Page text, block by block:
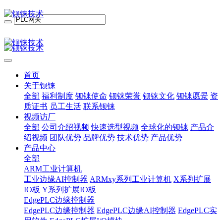
首页
关于钡铼
全部 福利制度 钡铼使命 钡铼荣誉 钡铼文化 钡铼愿景 资
质证书 员工生活 联系钡铼
视频访厂
全部 公司介绍视频 快速选型视频 全球化的钡铼 产品介
绍视频 团队优势 品牌优势 技术优势 产品优势
产品中心
全部
ARM工业计算机
工业边缘AI控制器 ARMxy系列工业计算机 X系列扩展
IO板 Y系列扩展IO板
EdgePLC边缘控制器
EdgePLC边缘控制器 EdgePLC边缘AI控制器 EdgePLC实